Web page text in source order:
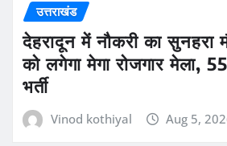
उत्तराखंड
देहरादून में नौकरी का सुनहरा
को लगेगा मेगा रोजगार मेला,
भर्ती
Vinod kothiyal Aug 5,